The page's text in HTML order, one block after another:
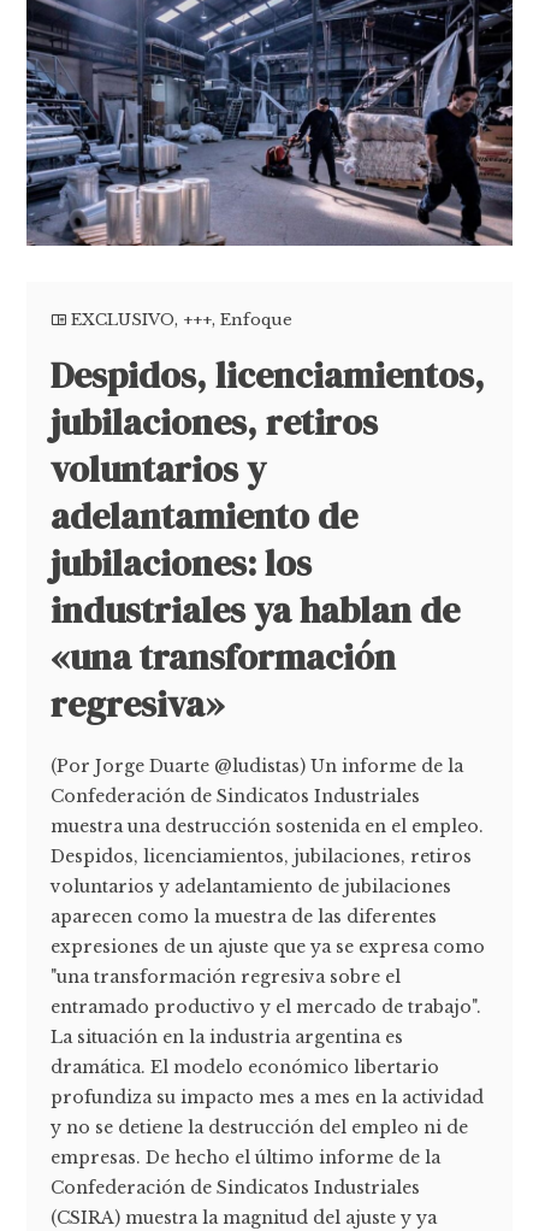
EXCLUSIVO, +++,Enfoque
Despidos, licenciamientos,
jubilaciones, retiros
voluntarios y
adelantamiento de
jubilaciones: los
industriales ya hablan de
«una transformación
regresiva»
(Por Jorge Duarte @ludistas) Un informe de la
Confederación de Sindicatos Industriales
muestra una destrucción sostenida en el empleo.
Despidos, licenciamientos, jubilaciones, retiros
voluntarios y adelantamiento de jubilaciones
aparecen como la muestra de las diferentes
expresiones de un ajuste que ya se expresa como
"una transformación regresiva sobre el
entramado productivo y el mercado de trabajo".
La situación en la industria argentina es
dramática. El modelo económico libertario
profundiza su impacto mes a mes en la actividad
y no se detiene la destrucción del empleo ni de
empresas. De hecho el último informe de la
Confederación de Sindicatos Industriales
(CSIRA) muestra la magnitud del ajuste y ya